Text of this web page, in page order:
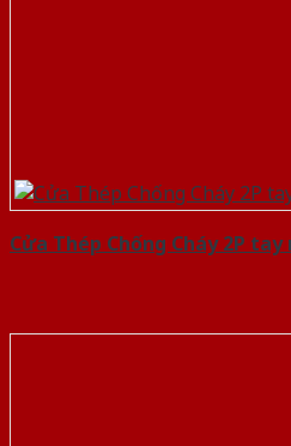
Cửa Thép Chống Cháy 2P tay